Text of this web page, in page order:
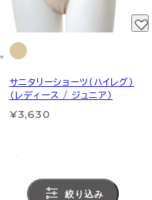
サニタリーショーツ（ハイレグ）
（レディース / ジュニア）
¥3,630
絞り込み